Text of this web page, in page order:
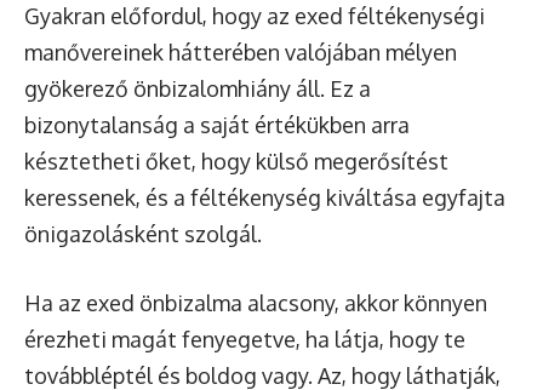
Gyakran előfordul, hogy az exed féltékenységi
manővereinek hátterében valójában mélyen
gyökerező önbizalomhiány áll. Ez a
bizonytalanság a saját értékükben arra
késztetheti őket, hogy külső megerősítést
keressenek, és a féltékenység kiváltása egyfajta
önigazolásként szolgál.
Ha az exed önbizalma alacsony, akkor könnyen
érezheti magát fenyegetve, ha látja, hogy te
továbbléptél és boldog vagy. Az, hogy láthatják,